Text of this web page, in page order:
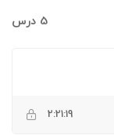
5 درس
2:21:19